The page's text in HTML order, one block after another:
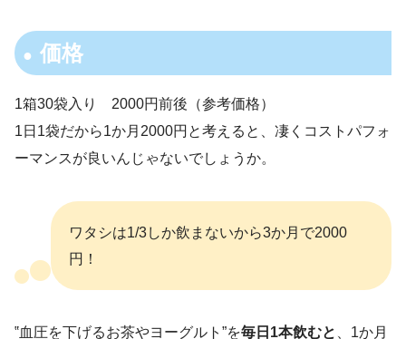
価格
1箱30袋入り 2000円前後（参考価格）
1日1袋だから1か月2000円と考えると、凄くコストパフォ
ーマンスが良いんじゃないでしょうか。
ワタシは1/3しか飲まないから3か月で2000
円！
‟血圧を下げるお茶やヨーグルト”を毎日1本飲むと
、1か月